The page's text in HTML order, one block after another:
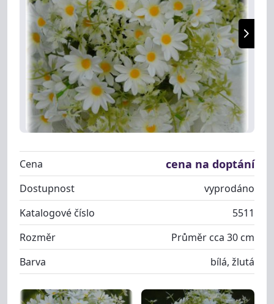
Cena cena na doptání
Dostupnost
vyprodáno
Katalogové číslo
5511
Rozměr
Průměr cca 30 cm
Barva
bílá, žlutá